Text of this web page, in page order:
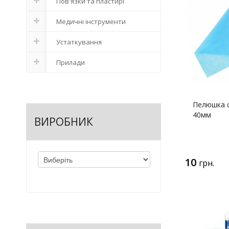
Пелюшка
40мм
10 грн.
Медичні інструменти
Устаткування
Прилади
ВИРОБНИК